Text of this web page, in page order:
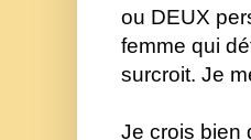
ou DEUX
femme qui
surcroit. Je
Je crois bien